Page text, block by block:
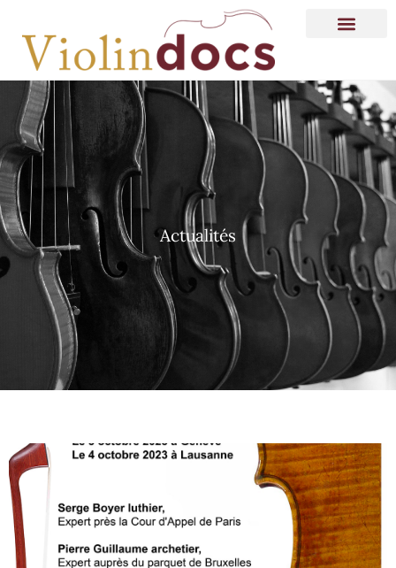
Actualités